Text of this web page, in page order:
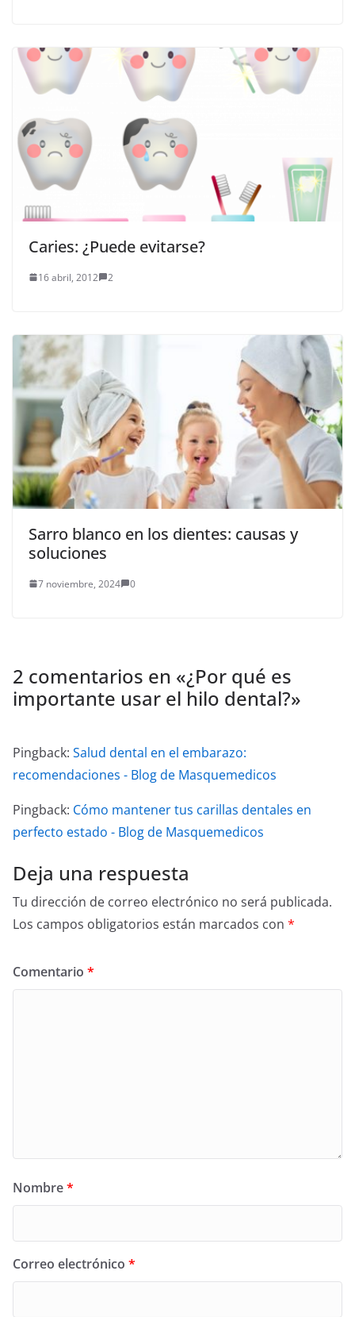
Caries: ¿Puede evitarse?
16 abril, 2012 2
Sarro blanco en los dientes: causas y
soluciones
7 noviembre, 2024 0
2 comentarios en «¿Por qué es
importante usar el hilo dental?»
Pingback: Salud dental en el embarazo:
recomendaciones - Blog de Masquemedicos
Pingback: Cómo mantener tus carillas dentales en
perfecto estado - Blog de Masquemedicos
Deja una respuesta
Tu dirección de correo electrónico no será publicada.
Los campos obligatorios están marcados con *
Comentario *
Nombre*
Correo electrónico *